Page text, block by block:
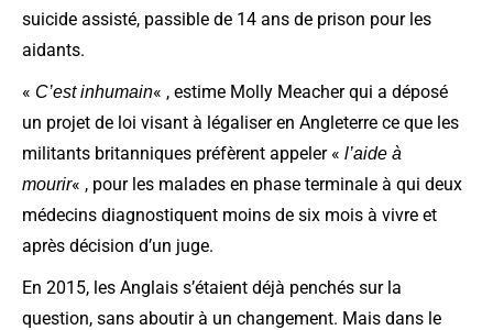
suicide assisté, passible de 14 ans de prison pour les
aidants.
« C’est inhumain« , estime Molly Meacher qui a déposé
un projet de loi visant à légaliser en Angleterre ce que les
militants britanniques préfèrent appeler « l’aide à
mourir« , pour les malades en phase terminale à qui deux
médecins diagnostiquent moins de six mois à vivre et
après décision d’un juge.
En 2015, les Anglais s’étaient déjà penchés sur la
question, sans aboutir à un changement. Mais dans le